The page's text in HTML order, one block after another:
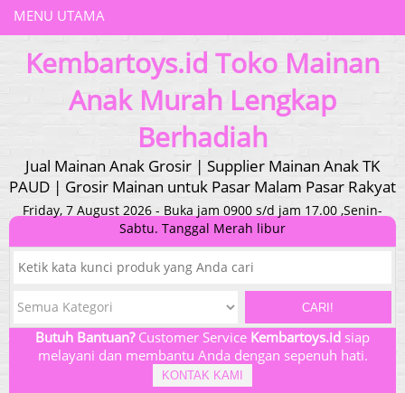
MENU UTAMA
Kembartoys.id Toko Mainan
Anak Murah Lengkap
Berhadiah
Jual Mainan Anak Grosir | Supplier Mainan Anak TK
PAUD | Grosir Mainan untuk Pasar Malam Pasar Rakyat
Friday, 7 August 2026 - Buka jam 0900 s/d jam 17.00 ,Senin-
Sabtu. Tanggal Merah libur
CARI!
Butuh Bantuan?Customer Service Kembartoys.id siap
melayani dan membantu Anda dengan sepenuh hati.
KONTAK KAMI